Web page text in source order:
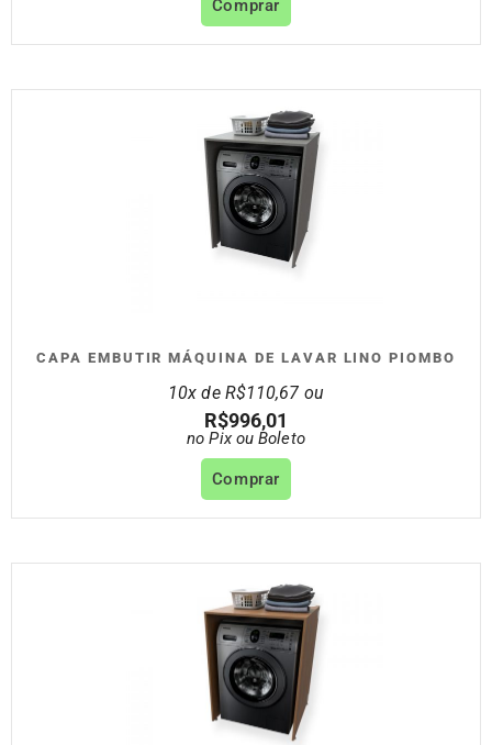
Comprar
CAPA EMBUTIR MÁQUINA DE LAVAR LINO PIOMBO
10x de R$110,67 ou
R$996,01
no Pix ou Boleto
Comprar